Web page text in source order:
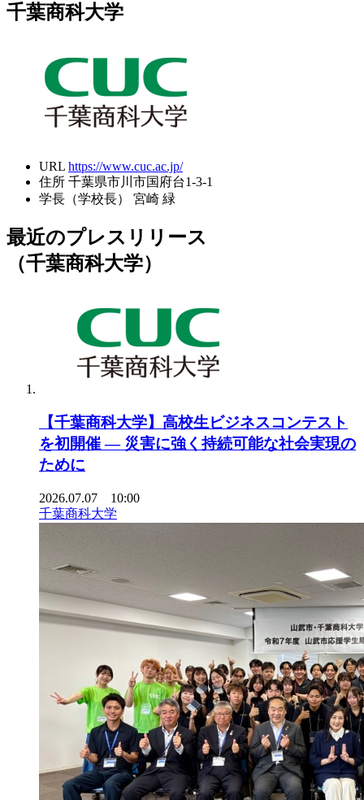
千葉商科大学
URL https://www.cuc.ac.jp/
住所 千葉県市川市国府台1-3-1
学長（学校長）
宮崎 緑
最近のプレスリリース
（千葉商科大学）
【千葉商科大学】高校生ビジネスコンテスト
を初開催 ― 災害に強く持続可能な社会実現の
ために
2026.07.07 10:00
千葉商科大学